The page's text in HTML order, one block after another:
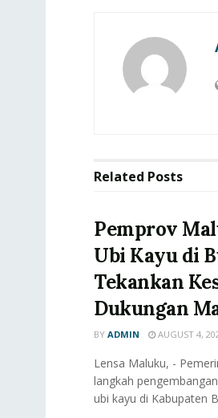
Related Posts
‎Pemprov
Ubi Kayu di
Tekankan
Dukungan
BY ADMIN AUGUST 4,
Lensa Maluku, -
langkah
ubi kayu di Kabupaten